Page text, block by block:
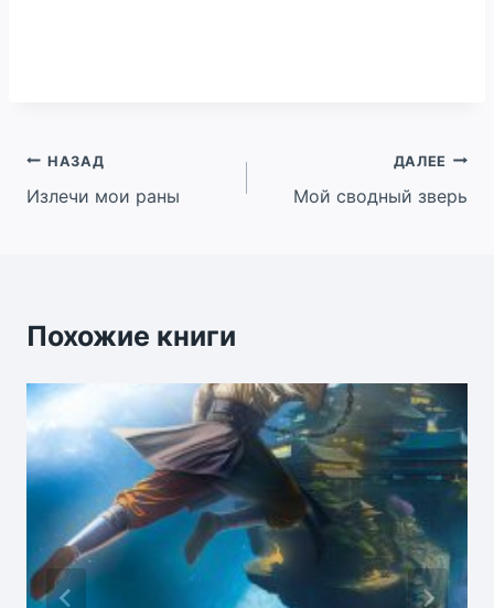
Навигация
по
НАЗАД
Излечи мои раны
ДАЛЕЕ
Мой сводный зверь
Похожие книги